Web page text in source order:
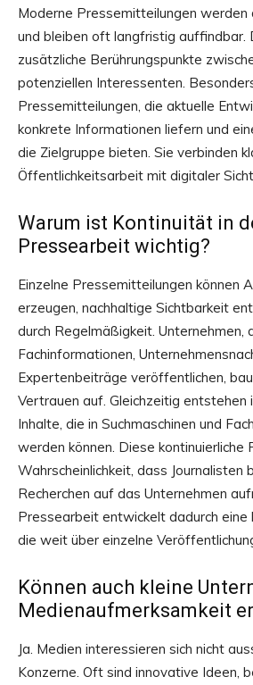
Moderne Pressemitteilungen
und bleiben oft langfristig auffindbar.
zusätzliche Berührungspunkte
potenziellen Interessenten.
Pressemitteilungen, die aktuelle
konkrete Informationen liefern und
die Zielgruppe bieten. Sie verbinden
Öffentlichkeitsarbeit mit digitaler
Warum ist Kontinuität in
Pressearbeit wichtig?
Einzelne Pressemitteilungen können
erzeugen, nachhaltige Sichtbarkeit
durch Regelmäßigkeit. Unternehmen,
Fachinformationen,
Expertenbeiträge veröffentlichen,
Vertrauen auf. Gleichzeitig entstehen
Inhalte, die in Suchmaschinen und
werden können. Diese kontinuierliche
Wahrscheinlichkeit, dass Journalisten
Recherchen auf das Unternehmen
Pressearbeit entwickelt dadurch eine
die weit über einzelne
Können auch kleine
Medienaufmerksamkeit
Ja. Medien interessieren sich nicht
Konzerne. Oft sind innovative Ideen,